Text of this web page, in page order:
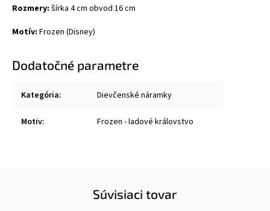
Rozmery: šírka 4 cm obvod 16 cm
Motív: Frozen (Disney)
Dodatočné parametre
Kategória: Dievčenské náramky
Motiv: Frozen - ladové královstvo
Súvisiaci tovar